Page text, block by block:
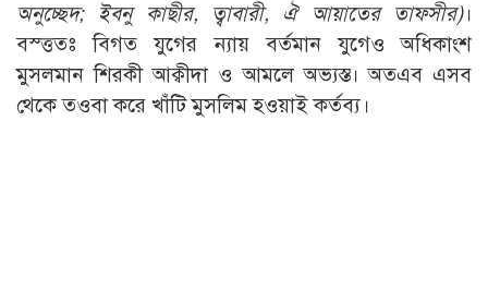
অনুচ্ছেদ; ইবনু কাছীর, ত্বাবারী, ঐ আয়াতের তাফসীর)।
বস্ত্ততঃ বিগত যুগের ন্যায় বর্তমান যুগেও অধিকাংশ
মুসলমান শিরকী আক্বীদা ও আমলে অভ্যস্ত। অতএব এসব
থেকে তওবা করে খাঁটি মুসলিম হওয়াই কর্তব্য।